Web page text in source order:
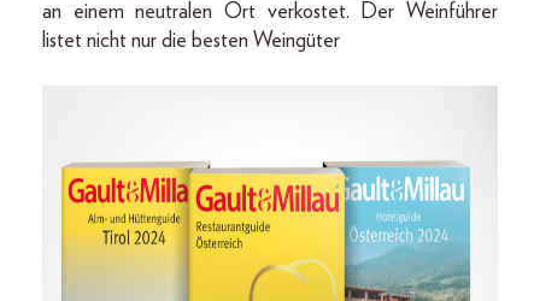
an einem neutralen Ort verkostet. Der Weinführer
listet nicht nur die besten Weingüter